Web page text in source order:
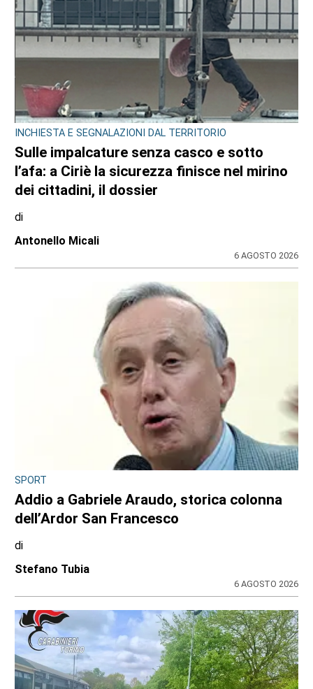
INCHIESTA E SEGNALAZIONI DAL TERRITORIO
Sulle impalcature senza casco e sotto
l’afa: a Ciriè la sicurezza finisce nel mirino
dei cittadini, il dossier
di
Antonello Micali
6 AGOSTO 2026
SPORT
Addio a Gabriele Araudo, storica colonna
dell’Ardor San Francesco
di
Stefano Tubia
6 AGOSTO 2026